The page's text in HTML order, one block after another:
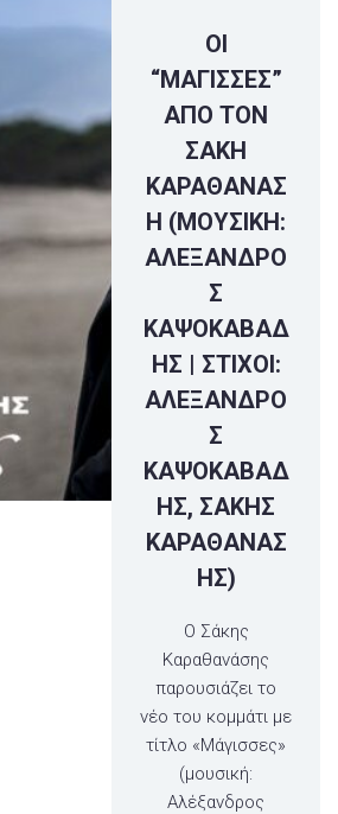
ΟΙ
“ΜΑΓΙΣΣΕΣ”
ΑΠΟ ΤΟΝ
ΣΑΚΗ
ΚΑΡΑΘΑΝΑΣ
Η (ΜΟΥΣΙΚΗ:
ΑΛΕΞΑΝΔΡΟ
Σ
ΚΑΨΟΚΑΒΑΔ
ΗΣ | ΣΤΙΧΟΙ:
ΑΛΕΞΑΝΔΡΟ
Σ
ΚΑΨΟΚΑΒΑΔ
ΗΣ, ΣΑΚΗΣ
ΚΑΡΑΘΑΝΑΣ
ΗΣ)
Ο Σάκης
Καραθανάσης
παρουσιάζει το
νέο του κομμάτι με
τίτλο «Μάγισσες»
(μουσική:
Αλέξανδρος